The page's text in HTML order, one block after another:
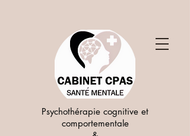
Psychothérapie cognitive et
comportementale